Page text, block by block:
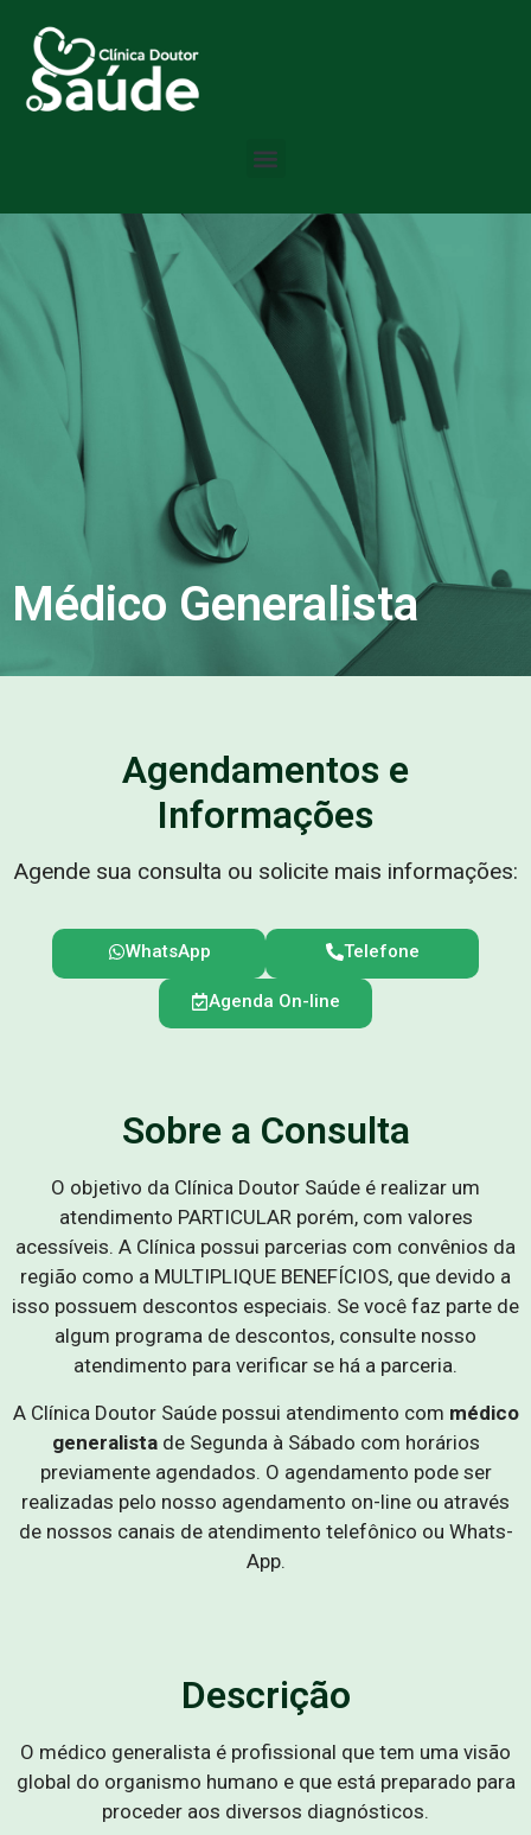
Médico Generalista
Agendamentos e
Informações
Agende sua consulta ou solicite mais informações:
WhatsApp Telefone
Agenda On-line
Sobre a Consulta
O objetivo da Clínica Doutor Saúde é realizar um
atendimento PARTICULAR porém, com valores
acessíveis. A Clínica possui parcerias com convênios da
região como a MULTIPLIQUE BENEFÍCIOS, que devido a
isso possuem descontos especiais. Se você faz parte de
algum programa de descontos, consulte nosso
atendimento para verificar se há a parceria.
A Clínica Doutor Saúde possui atendimento com médico
generalistade Segunda à Sábado com horários
previamente agendados. O agendamento pode ser
realizadas pelo nosso agendamento on-line ou através
de nossos canais de atendimento telefônico ou Whats-
App.
Descrição
O médico generalista é profissional que tem uma visão
global do organismo humano e que está preparado para
proceder aos diversos diagnósticos.